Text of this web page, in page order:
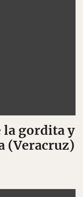
la gordita y
(Veracruz)